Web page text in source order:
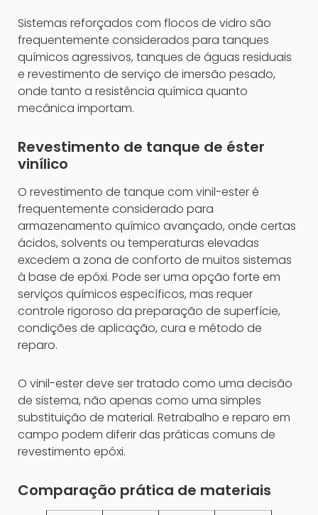
Sistemas reforçados com flocos de vidro são
frequentemente considerados para tanques
químicos agressivos, tanques de águas residuais
e revestimento de serviço de imersão pesado,
onde tanto a resistência química quanto
mecânica importam.
Revestimento de tanque de éster
vinílico
O revestimento de tanque com vinil-ester é
frequentemente considerado para
armazenamento químico avançado, onde certas
ácidos, solvents ou temperaturas elevadas
excedem a zona de conforto de muitos sistemas
à base de epóxi. Pode ser uma opção forte em
serviços químicos específicos, mas requer
controle rigoroso da preparação de superfície,
condições de aplicação, cura e método de
reparo.
O vinil-ester deve ser tratado como uma decisão
de sistema, não apenas como uma simples
substituição de material. Retrabalho e reparo em
campo podem diferir das práticas comuns de
revestimento epóxi.
Comparação prática de materiais